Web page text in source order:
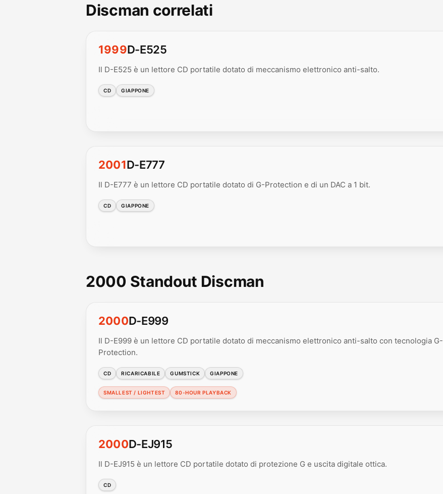
Discman correlati
1999D-E525
Il D-E525 è un lettore CD portatile dotato di meccanismo elettronico anti-salto.
CD GIAPPONE
2001D-E777
Il D-E777 è un lettore CD portatile dotato di G-Protection e di un DAC a 1 bit.
CD GIAPPONE
2000 Standout Discman
2000D-E999
Il D-E999 è un lettore CD portatile dotato di meccanismo elettronico anti-salto con tecnologia G-
Protection.
CD RICARICABILE GUMSTICK GIAPPONE
SMALLEST / LIGHTEST 80-HOUR PLAYBACK
2000D-EJ915
Il D-EJ915 è un lettore CD portatile dotato di protezione G e uscita digitale ottica.
CD